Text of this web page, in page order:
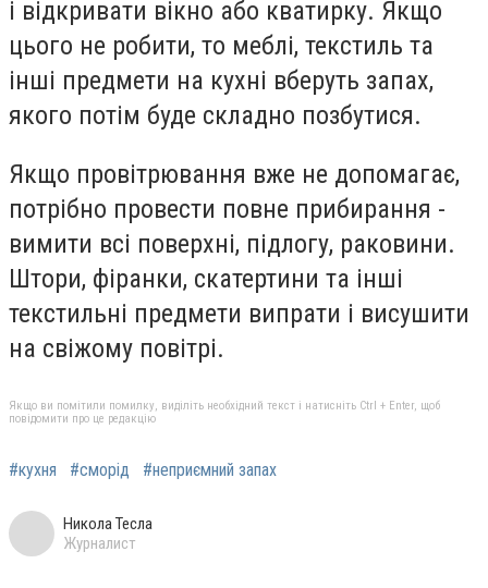
і відкривати вікно або кватирку. Якщо
цього не робити, то меблі, текстиль та
інші предмети на кухні вберуть запах,
якого потім буде складно позбутися.
Якщо провітрювання вже не допомагає,
потрібно провести повне прибирання -
вимити всі поверхні, підлогу, раковини.
Штори, фіранки, скатертини та інші
текстильні предмети випрати і висушити
на свіжому повітрі.
Якщо ви помітили помилку, виділіть необхідний текст і натисніть Ctrl + Enter, щоб
повідомити про це редакцію
#кухня #сморід #неприємний запах
Никола Тесла
Журналист